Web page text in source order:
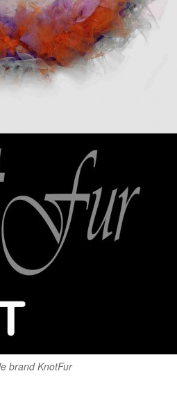
brand KnotFur